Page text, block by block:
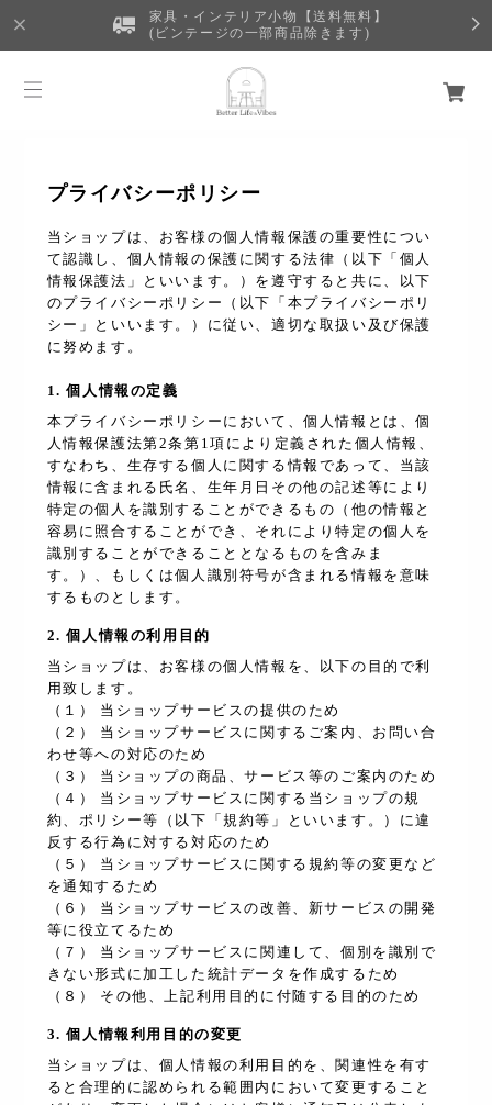
家具・インテリア小物【送料無料】
(ビンテージの一部商品除きます)
プライバシーポリシー
当ショップは、お客様の個人情報保護の重要性につい
て認識し、個人情報の保護に関する法律（以下「個人
情報保護法」といいます。）を遵守すると共に、以下
のプライバシーポリシー（以下「本プライバシーポリ
シー」といいます。）に従い、適切な取扱い及び保護
に努めます。
1. 個人情報の定義
本プライバシーポリシーにおいて、個人情報とは、個
人情報保護法第2条第1項により定義された個人情報、
すなわち、生存する個人に関する情報であって、当該
情報に含まれる氏名、生年月日その他の記述等により
特定の個人を識別することができるもの（他の情報と
容易に照合することができ、それにより特定の個人を
識別することができることとなるものを含みま
す。）、もしくは個人識別符号が含まれる情報を意味
するものとします。
2. 個人情報の利用目的
当ショップは、お客様の個人情報を、以下の目的で利
用致します。
（１） 当ショップサービスの提供のため
（２） 当ショップサービスに関するご案内、お問い合
わせ等への対応のため
（３） 当ショップの商品、サービス等のご案内のため
（４） 当ショップサービスに関する当ショップの規
約、ポリシー等（以下「規約等」といいます。）に違
反する行為に対する対応のため
（５） 当ショップサービスに関する規約等の変更など
を通知するため
（６） 当ショップサービスの改善、新サービスの開発
等に役立てるため
（７） 当ショップサービスに関連して、個別を識別で
きない形式に加工した統計データを作成するため
（８） その他、上記利用目的に付随する目的のため
3. 個人情報利用目的の変更
当ショップは、個人情報の利用目的を、関連性を有す
ると合理的に認められる範囲内において変更すること